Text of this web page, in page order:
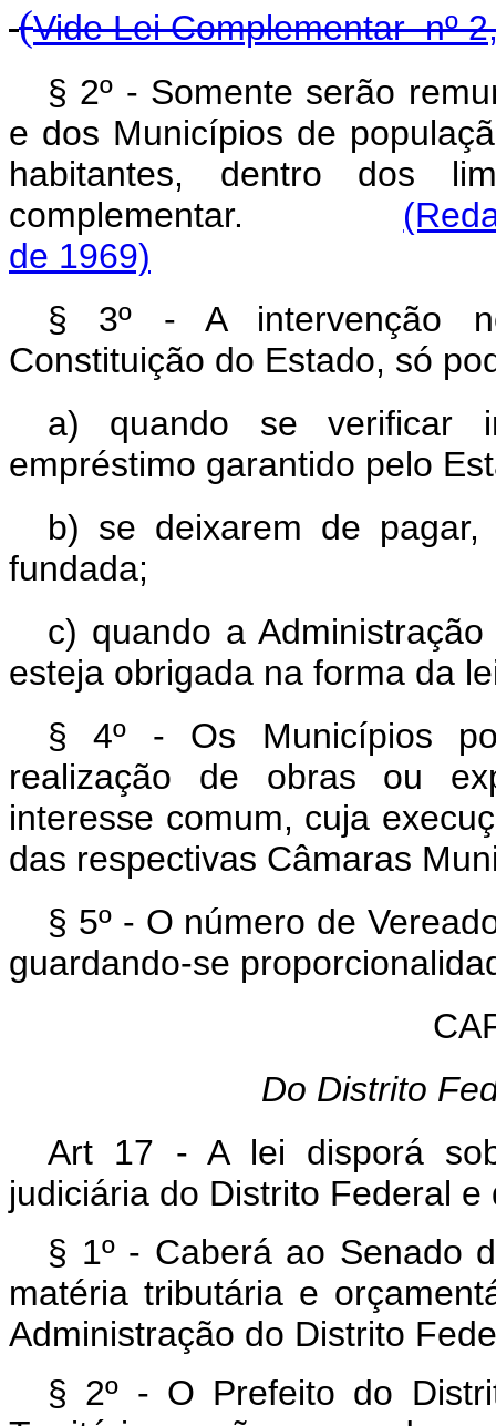
(Vide Lei Complementar nº
§ 2º - Somente serão
e dos Municípios de
habitantes, dentro dos
complementar.
de 1969)
§ 3º - A intervenção
Constituição do Estado, só
a) quando se verificar
empréstimo garantido pelo
b) se deixarem de pagar,
fundada;
c) quando a
esteja obrigada na forma da
§ 4º - Os Municípios
realização de obras ou
interesse comum, cuja
das respectivas Câmaras
§ 5º - O número de
guardando-se
Do Distrito
Art 17 - A lei disporá
judiciária do Distrito Federal e
§ 1º - Caberá ao Senado
matéria tributária e
Administração do Distrito
§ 2º - O Prefeito do